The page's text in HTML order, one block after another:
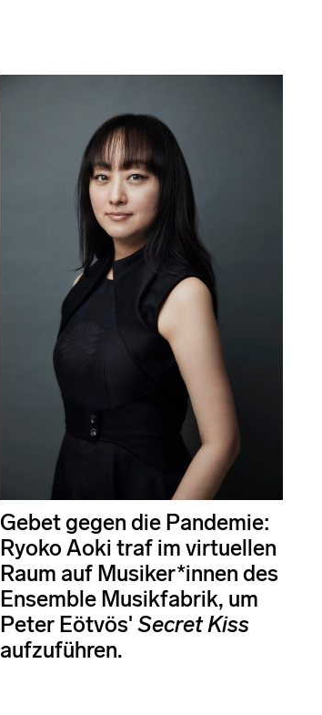
Gebet gegen die Pandemie:
Ryoko Aoki traf im virtuellen
Raum auf Musiker*innen des
Ensemble Musikfabrik, um
Peter Eötvös' Secret Kiss
aufzuführen.